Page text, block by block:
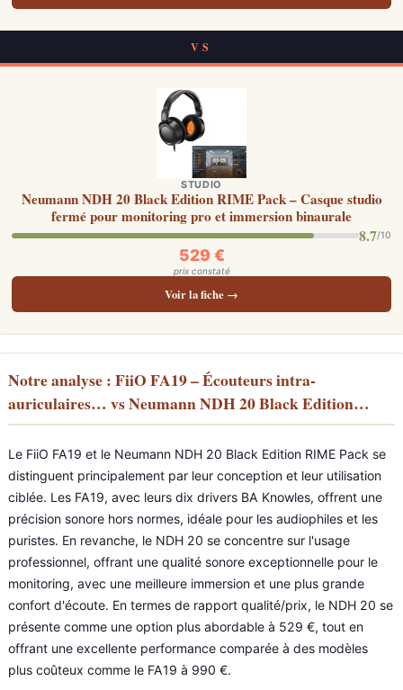
VS
STUDIO
Neumann NDH 20 Black Edition RIME Pack – Casque studio
fermé pour monitoring pro et immersion binaurale
8.7/10
529 €
prix constaté
Voir la fiche →
Notre analyse : FiiO FA19 – Écouteurs intra-
auriculaires… vs Neumann NDH 20 Black Edition…
Le FiiO FA19 et le Neumann NDH 20 Black Edition RIME Pack se
distinguent principalement par leur conception et leur utilisation
ciblée. Les FA19, avec leurs dix drivers BA Knowles, offrent une
précision sonore hors normes, idéale pour les audiophiles et les
puristes. En revanche, le NDH 20 se concentre sur l'usage
professionnel, offrant une qualité sonore exceptionnelle pour le
monitoring, avec une meilleure immersion et une plus grande
confort d'écoute. En termes de rapport qualité/prix, le NDH 20 se
présente comme une option plus abordable à 529 €, tout en
offrant une excellente performance comparée à des modèles
plus coûteux comme le FA19 à 990 €.